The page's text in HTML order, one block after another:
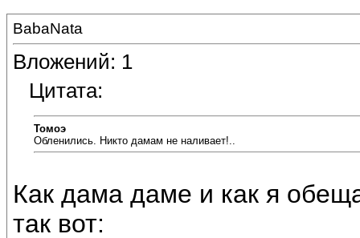
BabaNata
Вложений: 1
Цитата:
Томоэ
Обленились. Никто дамам не наливает!..
Как дама даме и как я
так вот: